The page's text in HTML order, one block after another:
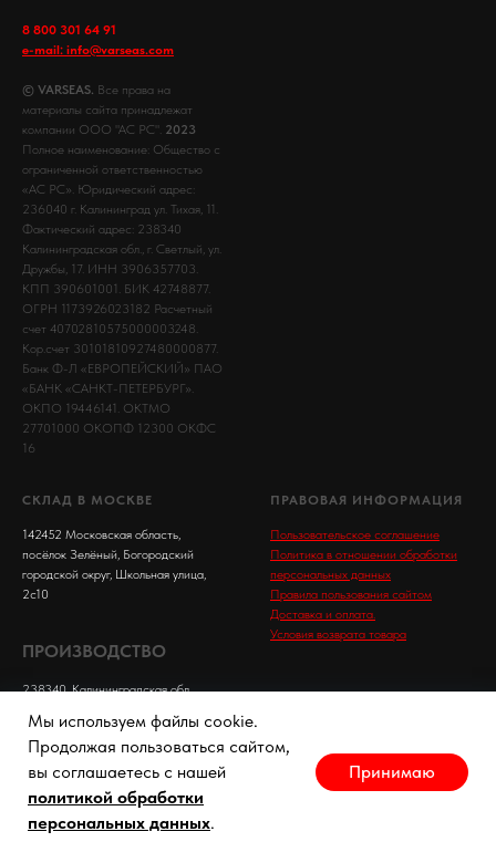
8 800 301 64 91
e-mail: info@varseas.com
© VARSEAS. Все права на
материалы сайта принадлежат
компании ООО "АС РС". 2023
Полное наименование: Общество с
ограниченной ответственностью
«АС РС». Юридический адрес:
236040 г. Калининград ул. Тихая, 11.
Фактический адрес: 238340
Калининградская обл., г. Светлый, ул.
Дружбы, 17. ИНН 3906357703.
КПП 390601001. БИК 42748877.
ОГРН 1173926023182 Расчетный
счет 40702810575000003248.
Кор.счет 30101810927480000877.
Банк Ф-Л «ЕВРОПЕЙСКИЙ» ПАО
«БАНК «САНКТ-ПЕТЕРБУРГ».
ОКПО 19446141. ОКТМО
27701000 ОКОПФ 12300 ОКФС
16
СКЛАД В МОСКВЕ
142452 Московская область,
посёлок Зелёный, Богородский
городской округ, Школьная улица,
2с10
ПРОИЗВОДСТВО
238340, Калининградская обл.,
ПРАВОВАЯ ИНФОРМАЦИЯ
Пользовательское соглашение
Политика в отношении обработки
персональных данных
Правила пользования сайтом
Доставка и оплата.
Условия возврата товара
Мы используем файлы cookie.
Продолжая пользоваться сайтом,
вы соглашаетесь с нашей
политикой обработки
персональных данных.
Принимаю